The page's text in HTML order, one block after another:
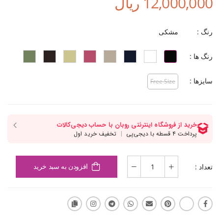
رنگ : مشکی
رنگ ها :
سایزها : Free Size
تعداد : افزودن به سبد خرید